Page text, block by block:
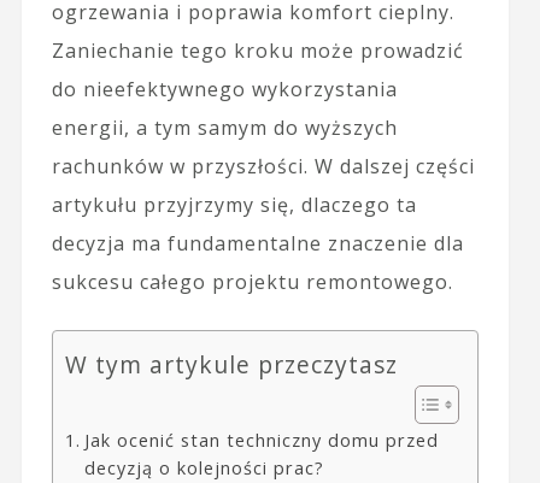
ogrzewania i poprawia komfort cieplny.
Zaniechanie tego kroku może prowadzić
do nieefektywnego wykorzystania
energii, a tym samym do wyższych
rachunków w przyszłości. W dalszej części
artykułu przyjrzymy się, dlaczego ta
decyzja ma fundamentalne znaczenie dla
sukcesu całego projektu remontowego.
W tym artykule przeczytasz
Jak ocenić stan techniczny domu przed
decyzją o kolejności prac?